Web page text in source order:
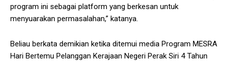
program ini sebagai platform yang berkesan untuk
menyuarakan permasalahan,” katanya.
Beliau berkata demikian ketika ditemui media Program MESRA
Hari Bertemu Pelanggan Kerajaan Negeri Perak Siri 4 Tahun